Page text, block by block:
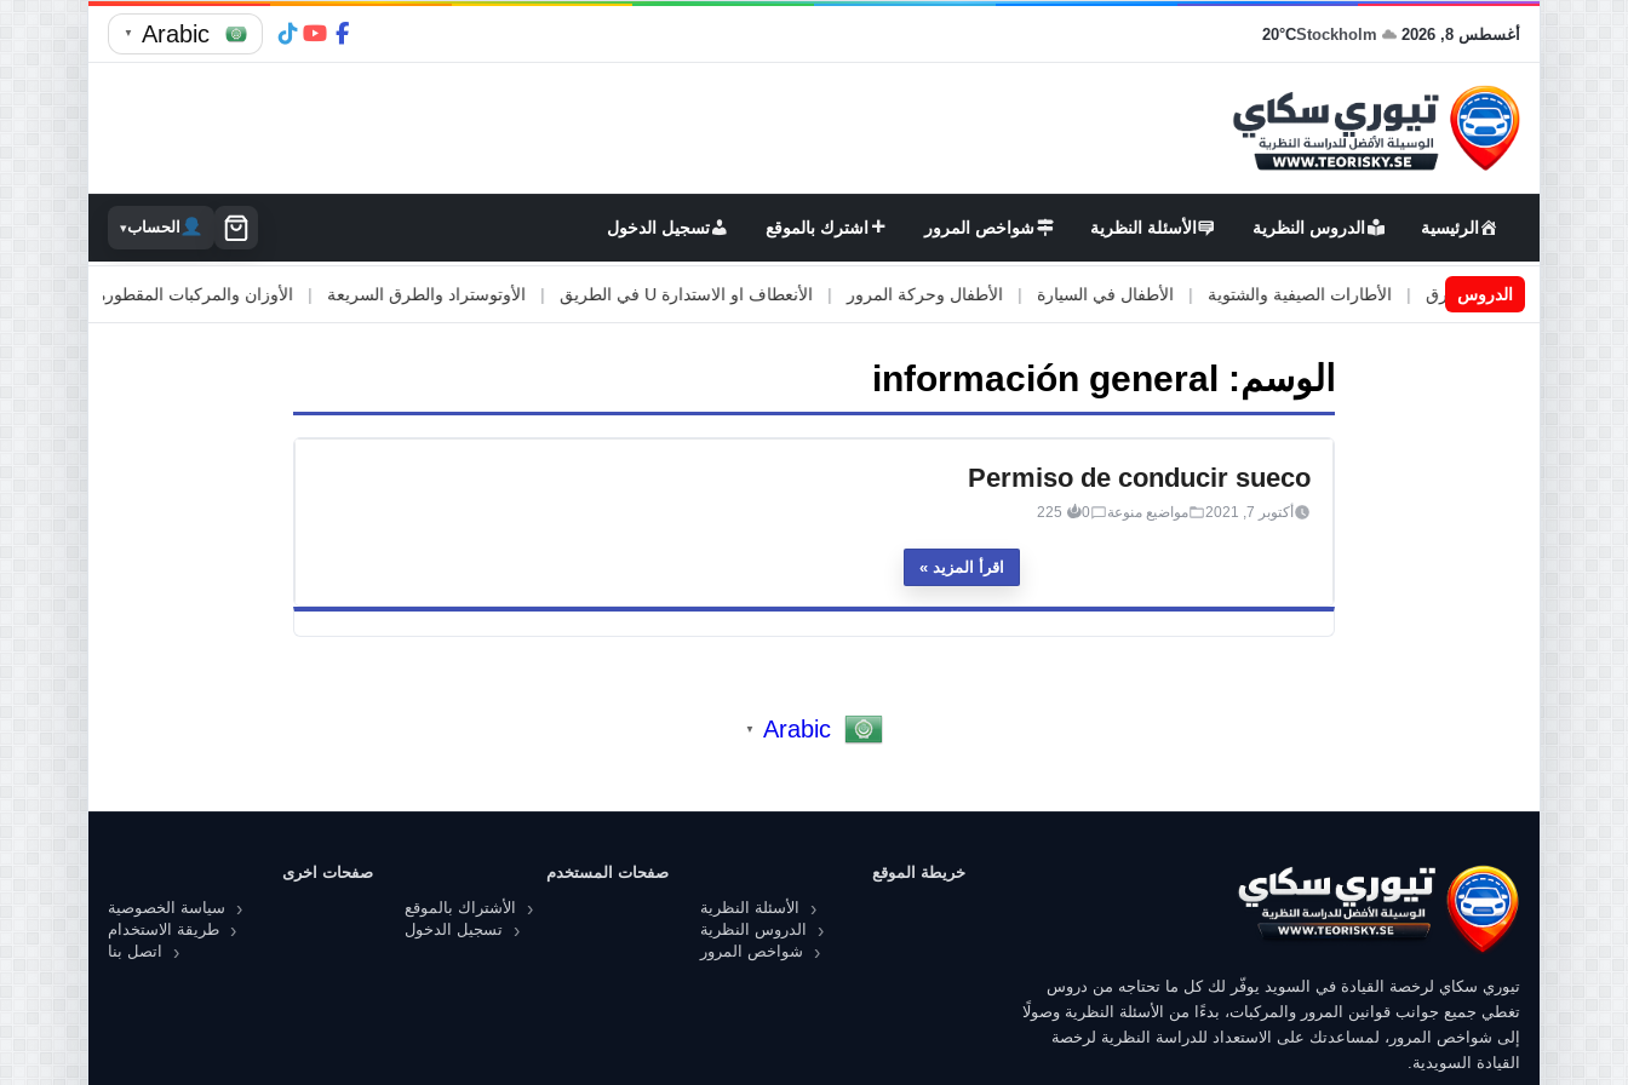
أغسطس 8, 2026 Stockholm
20°C
Arabic
▼
الرئيسية الدروس النظرية الأسئلة النظرية شواخص المرور اشترك بالموقع تسجيل الدخول الحساب▾
الدروس
اعمال او صيانة الطرق | الأطارات الصيفية والشتوية | الأطفال في السيارة | الأطفال وحركة المرور | الأنعطاف او الاستدارة U في الطريق | الأوتوستراد والطرق السريعة | الأوزان والمركبات المقطورة |
الوسم: información general
Permiso de conducir sueco
أكتوبر 7, 2021 مواضيع منوعة 0
225
اقرأ المزيد
Arabic
▼
تيوري سكاي لرخصة القيادة في السويد يوفّر لك كل ما تحتاجه من دروس
تغطي جميع جوانب قوانين المرور والمركبات، بدءًا من الأسئلة النظرية وصولًا
إلى شواخص المرور، لمساعدتك على الاستعداد للدراسة النظرية لرخصة
القيادة السويدية.
خريطة الموقع
الأسئلة النظرية
الدروس النظرية
شواخص المرور
صفحات المستخدم
الأشتراك بالموقع
تسجيل الدخول
صفحات اخرى
سياسة الخصوصية
طريقة الاستخدام
اتصل بنا